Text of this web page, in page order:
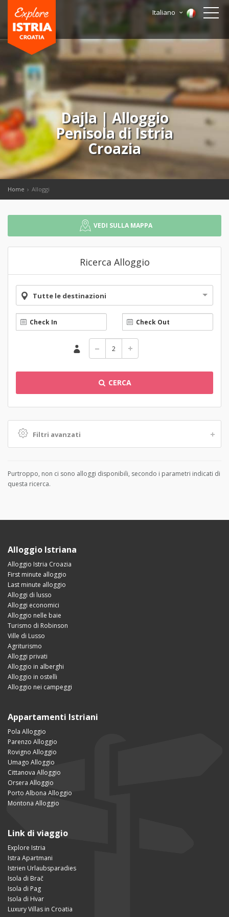
Italiano
Dajla | Alloggio
Penisola di Istria
Croazia
Home Alloggi
VEDI SULLA MAPPA
Ricerca Alloggio
Tutte le destinazioni
CERCA
Filtri avanzati
Purtroppo, non ci sono alloggi disponibili, secondo i parametri indicati di
questa ricerca.
Alloggio Istriana
Alloggio Istria Croazia
First minute alloggio
Last minute alloggio
Alloggi di lusso
Alloggi economici
Alloggio nelle baie
Turismo di Robinson
Ville di Lusso
Agriturismo
Alloggi privati
Alloggio in alberghi
Alloggio in ostelli
Alloggio nei campeggi
Appartamenti Istriani
Pola Alloggio
Parenzo Alloggio
Rovigno Alloggio
Umago Alloggio
Cittanova Alloggio
Orsera Alloggio
Porto Albona Alloggio
Montona Alloggio
Link di viaggio
Explore Istria
Istra Apartmani
Istrien Urlaubsparadies
Isola di Brač
Isola di Pag
Isola di Hvar
Luxury Villas in Croatia